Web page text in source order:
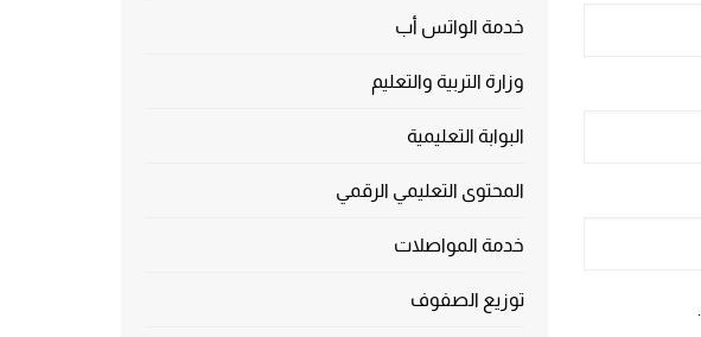
خدمة الواتس أب
وزارة التربية والتعليم
البوابة التعليمية
المحتوى التعليمي الرقمي
خدمة المواصلات
توزيع الصفوف